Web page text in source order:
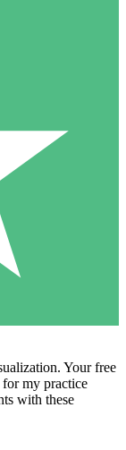
Your free
my practice
with these